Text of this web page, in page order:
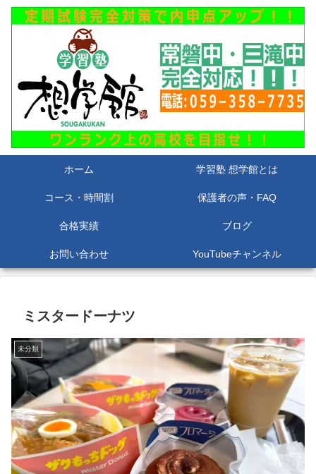
ホーム 学習塾 想学館とは
コース・時間割 保護者の声・FAQ
合格実績 ブログ
お問い合わせ YouTubeチャンネル
ミスタードーナツ
未分類